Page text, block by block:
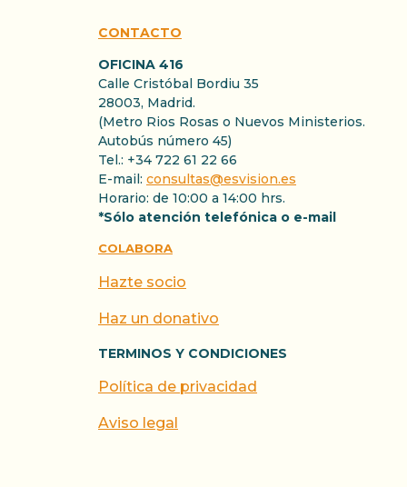
CONTACTO
OFICINA 416
Calle Cristóbal Bordiu 35
28003, Madrid.
(Metro Rios Rosas o Nuevos Ministerios.
Autobús número 45)
Tel.: +34 722 61 22 66
E-mail: consultas@esvision.es
Horario: de 10:00 a 14:00 hrs.
*Sólo atención telefónica o e-mail
COLABORA
Hazte socio
Haz un donativo
TERMINOS Y CONDICIONES
Política de privacidad
Aviso legal